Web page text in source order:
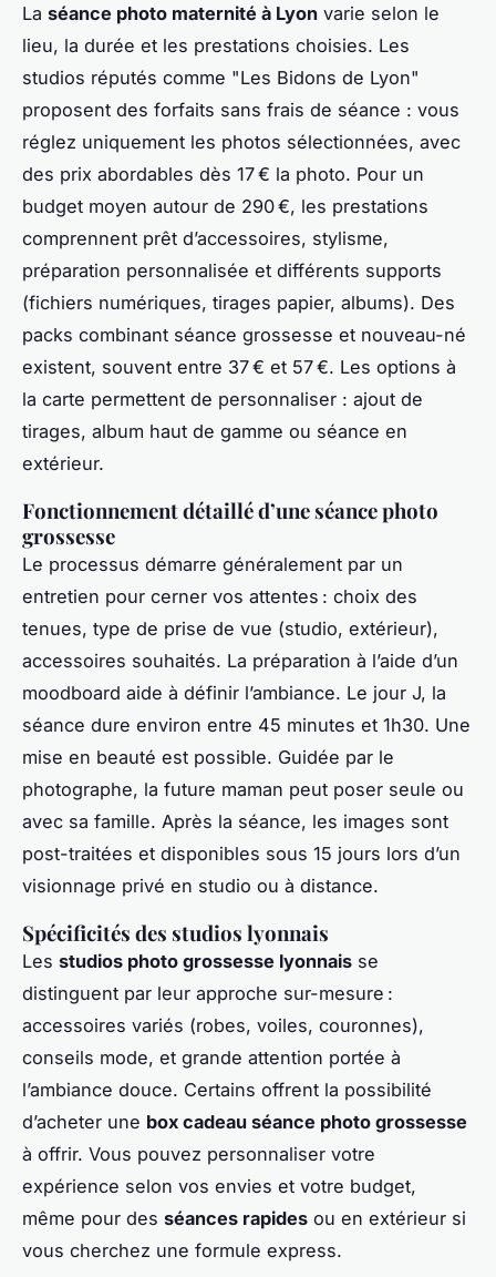
La séance photo maternité à Lyon varie selon le
lieu, la durée et les prestations choisies. Les
studios réputés comme "Les Bidons de Lyon"
proposent des forfaits sans frais de séance : vous
réglez uniquement les photos sélectionnées, avec
des prix abordables dès 17 € la photo. Pour un
budget moyen autour de 290 €, les prestations
comprennent prêt d’accessoires, stylisme,
préparation personnalisée et différents supports
(fichiers numériques, tirages papier, albums). Des
packs combinant séance grossesse et nouveau-né
existent, souvent entre 37 € et 57 €. Les options à
la carte permettent de personnaliser : ajout de
tirages, album haut de gamme ou séance en
extérieur.
Fonctionnement détaillé d’une séance photo
grossesse
Le processus démarre généralement par un
entretien pour cerner vos attentes : choix des
tenues, type de prise de vue (studio, extérieur),
accessoires souhaités. La préparation à l’aide d’un
moodboard aide à définir l’ambiance. Le jour J, la
séance dure environ entre 45 minutes et 1h30. Une
mise en beauté est possible. Guidée par le
photographe, la future maman peut poser seule ou
avec sa famille. Après la séance, les images sont
post-traitées et disponibles sous 15 jours lors d’un
visionnage privé en studio ou à distance.
Spécificités des studios lyonnais
Les studios photo grossesse lyonnais se
distinguent par leur approche sur-mesure :
accessoires variés (robes, voiles, couronnes),
conseils mode, et grande attention portée à
l’ambiance douce. Certains offrent la possibilité
d’acheter une box cadeau séance photo grossesse
à offrir. Vous pouvez personnaliser votre
expérience selon vos envies et votre budget,
même pour des séances rapides ou en extérieur si
vous cherchez une formule express.